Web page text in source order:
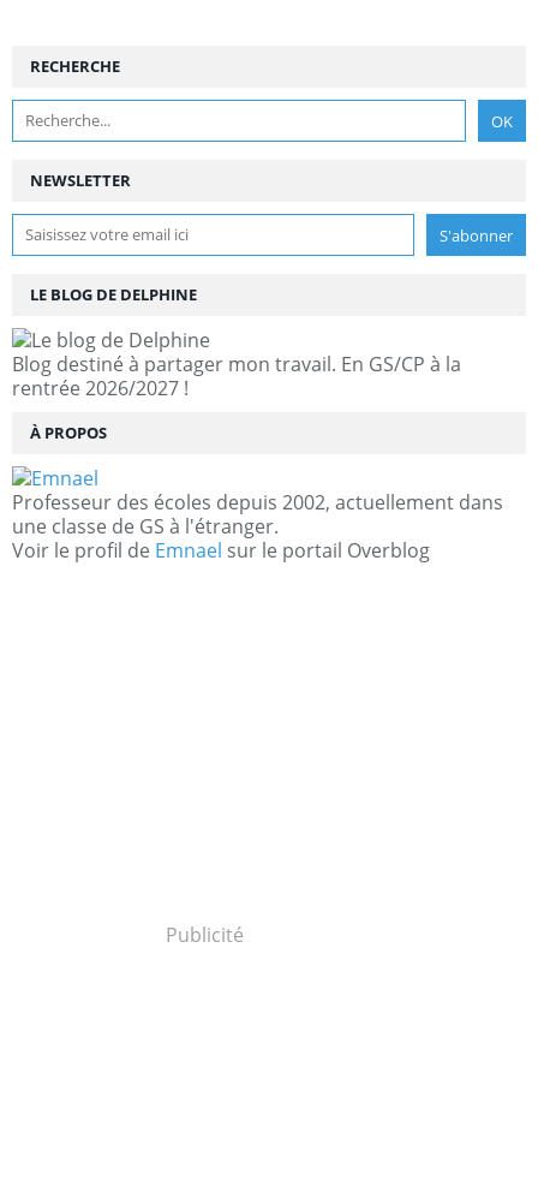
NEWSLETTER
RECHERCHE
LE BLOG DE DELPHINE
Blog destiné à partager mon travail. En GS/CP à la
rentrée 2026/2027 !
À PROPOS
Professeur des écoles depuis 2002, actuellement dans
une classe de GS à l'étranger.
Voir le profil de Emnael sur le portail Overblog
Publicité